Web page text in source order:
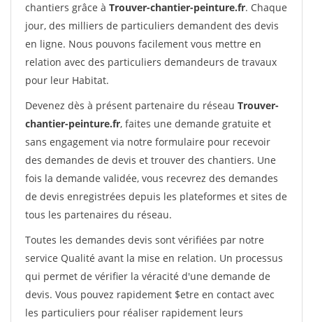
chantiers grâce à Trouver-chantier-peinture.fr. Chaque
jour, des milliers de particuliers demandent des devis
en ligne. Nous pouvons facilement vous mettre en
relation avec des particuliers demandeurs de travaux
pour leur Habitat.
Devenez dès à présent partenaire du réseau Trouver-
chantier-peinture.fr, faites une demande gratuite et
sans engagement via notre formulaire pour recevoir
des demandes de devis et trouver des chantiers. Une
fois la demande validée, vous recevrez des demandes
de devis enregistrées depuis les plateformes et sites de
tous les partenaires du réseau.
Toutes les demandes devis sont vérifiées par notre
service Qualité avant la mise en relation. Un processus
qui permet de vérifier la véracité d'une demande de
devis. Vous pouvez rapidement $etre en contact avec
les particuliers pour réaliser rapidement leurs